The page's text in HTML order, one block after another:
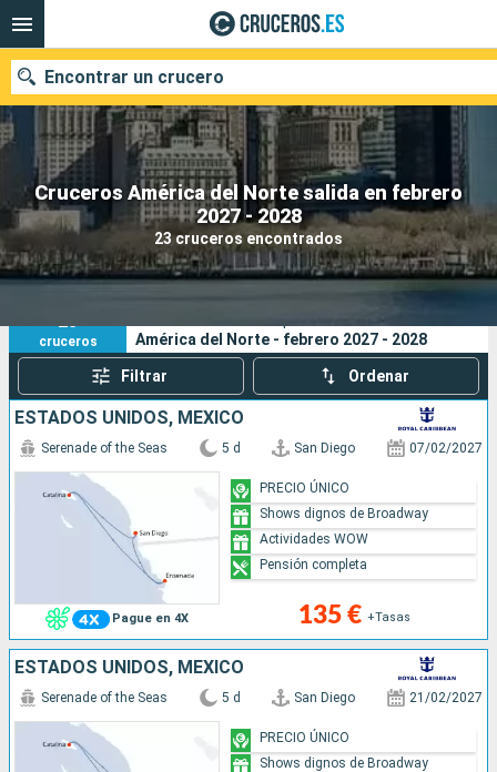
Cruceros América del Norte salida en febrero
2027 - 2028
23 cruceros encontrados
Encontrar un crucero
Nuestros destinos
Fecha de salida
Buscar
23
cruceros
América del Norte - febrero 2027 - 2028
Filtrar Ordenar
ESTADOS UNIDOS, MÉXICO
Pague en 4X
Serenade of the Seas 5 d San Diego 07/02/2027
135 € +Tasas
PRECIO ÚNICO
Shows dignos de Broadway
Actividades WOW
Pensión completa
ESTADOS UNIDOS, MÉXICO
Serenade of the Seas 5 d San Diego 21/02/2027
PRECIO ÚNICO
Shows dignos de Broadway